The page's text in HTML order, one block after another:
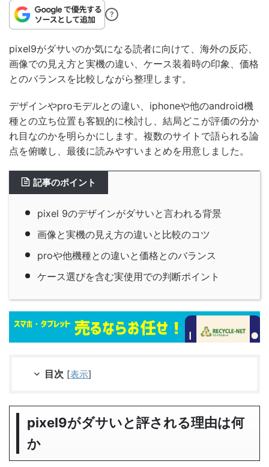
?
pixel9がダサいのか気になる読者に向けて、海外の反応、
画像での見え方と実機の違い、ケース装着時の印象、価格
とのバランスを比較しながら整理します。
デザインやproモデルとの違い、iphoneや他のandroid機
種との立ち位置も客観的に検討し、結局どこが評価の分か
れ目なのかを明らかにします。複数のサイトで語られる論
点を俯瞰し、最後に読みやすいまとめを用意しました。
記事のポイント
pixel 9のデザインがダサいと言われる背景
画像と実機の見え方の違いと比較のコツ
proや他機種との違いと価格とのバランス
ケース選びを含む実使用での判断ポイント
目次 [表示]
pixel9がダサいと評される理由は何
か